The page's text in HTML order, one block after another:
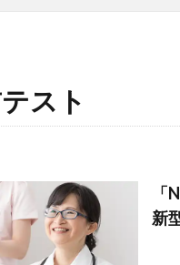
スト
新